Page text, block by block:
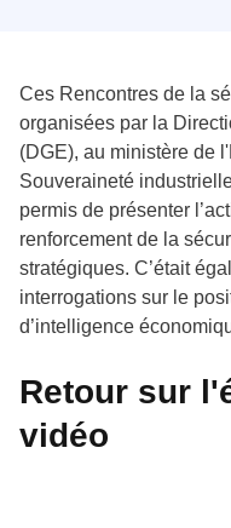
Ces Rencontres de la
organisées par la
(DGE), au ministère de
Souveraineté
permis de présenter
renforcement de la
stratégiques. C’était
interrogations sur le
d’intelligence
Retour sur
vidéo